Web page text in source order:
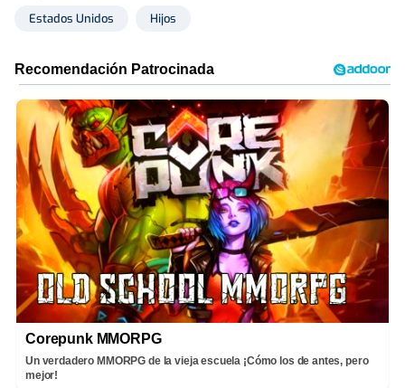
Estados Unidos Hijos
Corepunk MMORPG
Un verdadero MMORPG de la vieja escuela ¡Cómo los de antes, pero
mejor!